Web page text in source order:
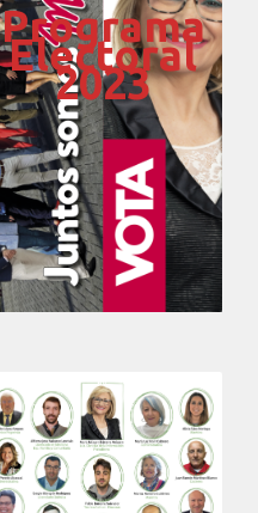
Programa
Electoral
2023